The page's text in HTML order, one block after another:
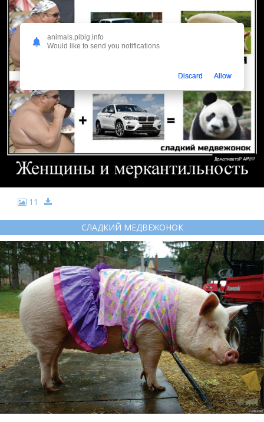
11
СЛАДКИЙ МЕДВЕЖОНОК
animals.pibig.info
Would like to send you notifications
Discard Allow